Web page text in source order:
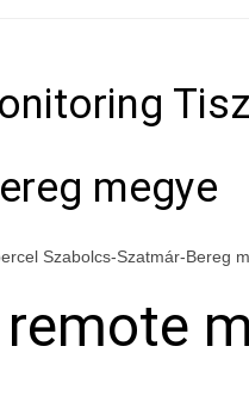
megye
Szabolcs-Szatmár-Bereg